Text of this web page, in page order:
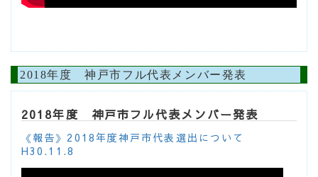
2018年度 神戸市フル代表メンバー発表
2018年度 神戸市フル代表メンバー発表
《報告》2018年度神戸市代表選出について
H30.11.8